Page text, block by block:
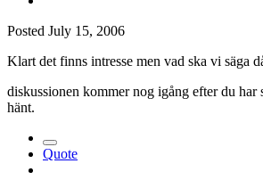
Posted July 15, 2006
Klart det finns intresse men vad ska vi säga
diskussionen kommer nog igång efter du har
hänt.
Quote